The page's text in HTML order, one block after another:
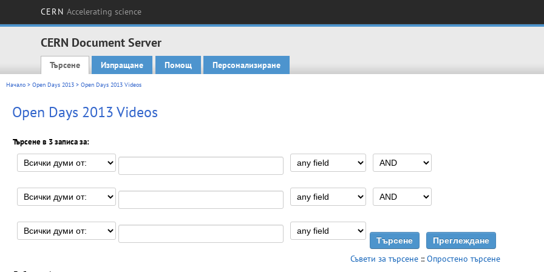
CERN Accelerating science
CERN Document Server
Main menu
Търсене Изпращане Помощ Персонализиране
Начало > Open Days 2013 > Open Days 2013 Videos
Open Days 2013 Videos
Търсене в 3 записа за:
Съвети за търсене :: Опростено търсене